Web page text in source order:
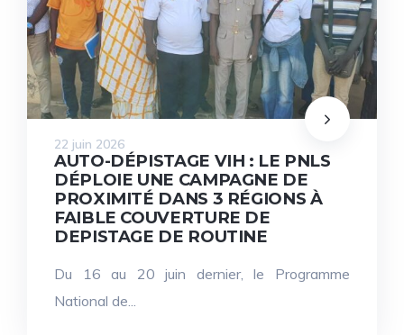
22 juin 2026
AUTO-DÉPISTAGE VIH : LE PNLS
DÉPLOIE UNE CAMPAGNE DE
PROXIMITÉ DANS 3 RÉGIONS À
FAIBLE COUVERTURE DE
DEPISTAGE DE ROUTINE
Du 16 au 20 juin dernier, le Programme
National de...